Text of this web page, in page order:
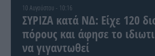
10 Αυγούστου - 10:16
ΣΥΡΙΖΑ κατά ΝΔ: Είχε 120
πόρους και άφησε το
να γιγαντωθεί